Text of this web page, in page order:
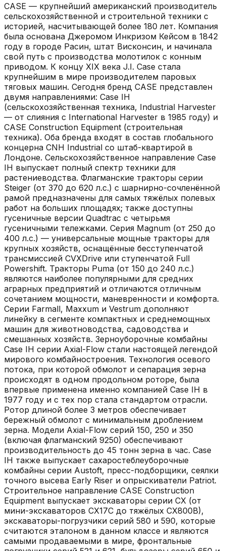
CASE — крупнейший американский производитель
сельскохозяйственной и строительной техники с
историей, насчитывающей более 180 лет. Компания
была основана Джеромом Инкризом Кейсом в 1842
году в городе Расин, штат Висконсин, и начинала
свой путь с производства молотилок с конным
приводом. К концу XIX века J.I. Case стала
крупнейшим в мире производителем паровых
тяговых машин. Сегодня бренд CASE представлен
двумя направлениями: Case IH
(сельскохозяйственная техника, Industrial Harvester
— от слияния с International Harvester в 1985 году) и
CASE Construction Equipment (строительная
техника). Оба бренда входят в состав глобального
концерна CNH Industrial со штаб-квартирой в
Лондоне. Сельскохозяйственное направление Case
IH выпускает полный спектр техники для
растениеводства. Флагманские тракторы серии
Steiger (от 370 до 620 л.с.) с шарнирно-сочленённой
рамой предназначены для самых тяжёлых полевых
работ на больших площадях; также доступны
гусеничные версии Quadtrac с четырьмя
гусеничными тележками. Серия Magnum (от 250 до
400 л.с.) — универсальные мощные тракторы для
крупных хозяйств, оснащённые бесступенчатой
трансмиссией CVXDrive или ступенчатой Full
Powershift. Тракторы Puma (от 150 до 240 л.с.)
являются наиболее популярными для средних
аграрных предприятий и отличаются отличным
сочетанием мощности, маневренности и комфорта.
Серии Farmall, Maxxum и Vestrum дополняют
линейку в сегменте компактных и среднемощных
машин для животноводства, садоводства и
смешанных хозяйств. Зерноуборочные комбайны
Case IH серии Axial-Flow стали настоящей легендой
мирового комбайностроения. Технология осевого
потока, при которой обмолот и сепарация зерна
происходят в одном продольном роторе, была
впервые применена именно компанией Case IH в
1977 году и с тех пор стала стандартом отрасли.
Ротор длиной более 3 метров обеспечивает
бережный обмолот с минимальным дроблением
зерна. Модели Axial-Flow серий 150, 250 и 350
(включая флагманский 9250) обеспечивают
производительность до 45 тонн зерна в час. Case
IH также выпускает сахаростеблеуборочные
комбайны серии Austoft, пресс-подборщики, сеялки
точного высева Early Riser и опрыскиватели Patriot.
Строительное направление CASE Construction
Equipment выпускает экскаваторы серии CX (от
мини-экскаваторов CX17C до тяжёлых CX800B),
экскаваторы-погрузчики серий 580 и 590, которые
считаются эталоном в данном классе и являются
самыми продаваемыми в мире, фронтальные